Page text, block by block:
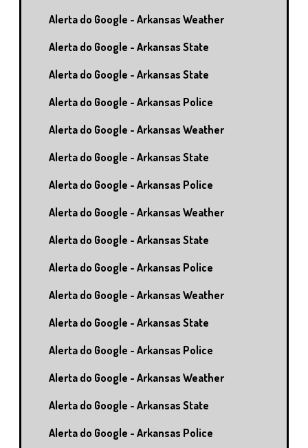
Alerta do Google - Arkansas Weather
Alerta do Google - Arkansas State
Alerta do Google - Arkansas State
Alerta do Google - Arkansas Police
Alerta do Google - Arkansas Weather
Alerta do Google - Arkansas State
Alerta do Google - Arkansas Police
Alerta do Google - Arkansas Weather
Alerta do Google - Arkansas State
Alerta do Google - Arkansas Police
Alerta do Google - Arkansas Weather
Alerta do Google - Arkansas State
Alerta do Google - Arkansas Police
Alerta do Google - Arkansas Weather
Alerta do Google - Arkansas State
Alerta do Google - Arkansas Police